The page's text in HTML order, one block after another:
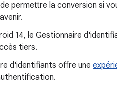
permettre la conversion si
14, le Gestionnaire
tiers.
d'identifiants offre une